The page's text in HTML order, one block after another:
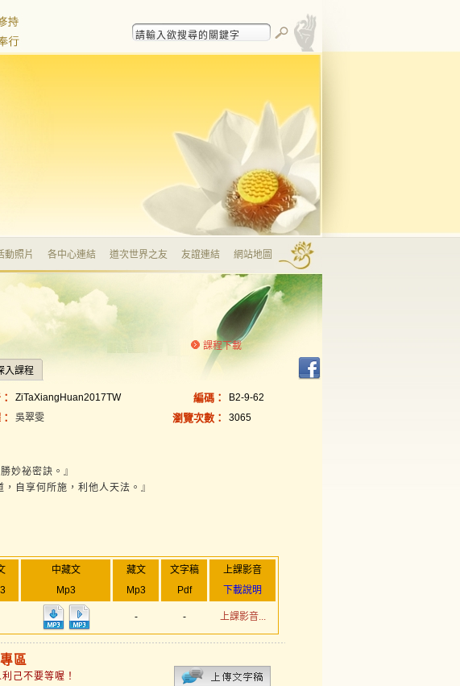
動照片 各中心連結 道次世界之友 友誼連結 網站地圖
入課程
課程下載
ZiTaXiangHuan2017TW 編碼： B2-9-62
吳翠雯 瀏覽次數： 3065
妙祕密訣。』
自享何所施，利他人天法。』
中藏文
Mp3
藏文
Mp3
文字稿
Pdf
上課影音
下載說明
- - 上課影音...
區
己不要等喔！